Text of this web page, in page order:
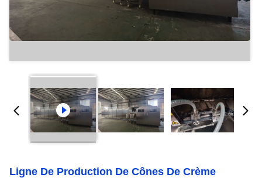
Ligne De Production De Cônes De Crème